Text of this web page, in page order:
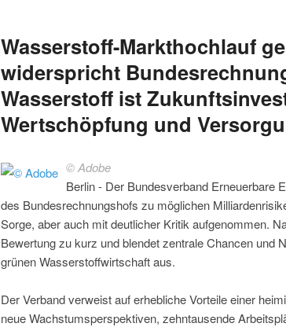
Wasserstoff-Markthochlauf
widerspricht
Wasserstoff ist
Wertschöpfung und
© Adobe
Berlin - Der Bundesverband Erneuerbare
des Bundesrechnungshofs zu möglichen
Sorge, aber auch mit deutlicher Kritik aufgenommen.
Bewertung zu kurz und blendet zentrale Chancen und
grünen Wasserstoffwirtschaft aus.
Der Verband verweist auf erhebliche Vorteile einer
neue Wachstumsperspektiven, zehntausende